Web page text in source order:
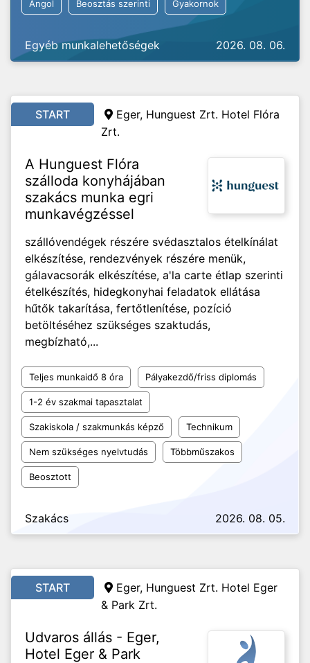
Angol Beosztás szerinti Gyakornok
Egyéb munkalehetőségek 2026. 08. 06.
START
Eger, Hunguest Zrt. Hotel Flóra
Zrt.
A Hunguest Flóra
szálloda konyhájában
szakács munka egri
munkavégzéssel
szállóvendégek részére svédasztalos ételkínálat
elkészítése, rendezvények részére menük,
gálavacsorák elkészítése, a'la carte étlap szerinti
ételkészítés, hidegkonyhai feladatok ellátása
hűtők takarítása, fertőtlenítése, pozíció
betöltéséhez szükséges szaktudás,
megbízható,...
Teljes munkaidő 8 óra Pályakezdő/friss diplomás
1-2 év szakmai tapasztalat
Szakiskola / szakmunkás képző Technikum
Nem szükséges nyelvtudás Többműszakos
Beosztott
Szakács 2026. 08. 05.
START
Eger, Hunguest Zrt. Hotel Eger
& Park Zrt.
Udvaros állás - Eger,
Hotel Eger & Park